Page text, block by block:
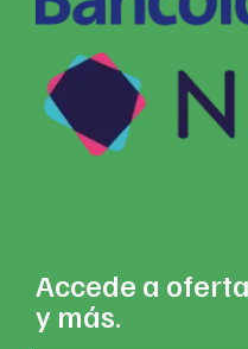
Accede a
y más.